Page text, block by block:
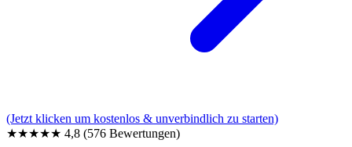
(Jetzt klicken um kostenlos & unverbindlich zu starten)
★★★★★ 4,8 (576 Bewertungen)